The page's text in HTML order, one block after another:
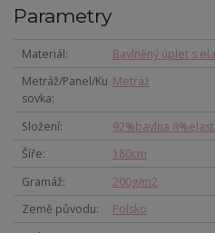
Parametry
Materiál
Bavlněný úplet s
Metráž/Panel/Ku
sovka
Metráž
Složení
92%bavlna
Šíře
180cm
Gramáž
200g/m2
Země původu
Polsko